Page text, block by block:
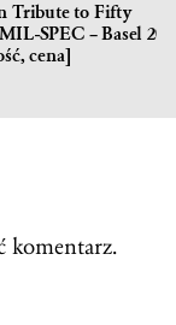
Tribute to Fifty
SPEC – Basel
cena]
komentarz.